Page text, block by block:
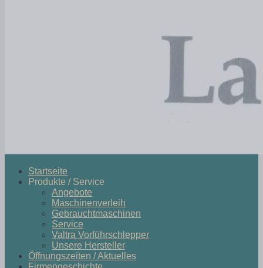
Startseite
Produkte / Service
Angebote
Maschinenverleih
Gebrauchtmaschinen
Service
Valtra Vorführschlepper
Unsere Hersteller
Öffnungszeiten / Aktuelles